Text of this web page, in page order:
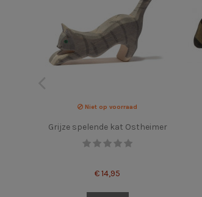
Niet op voorraad
Grijze spelende kat Ostheimer
€ 14,95